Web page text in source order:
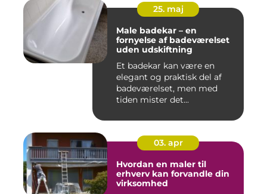
25. maj
Male badekar – en
fornyelse af badeværelset
uden udskiftning
Et badekar kan være en
elegant og praktisk del af
badeværelset, men med
tiden mister det...
03. apr
Hvordan en maler til
erhverv kan forvandle din
virksomhed